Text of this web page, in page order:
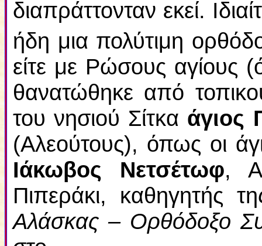
διαπράττονταν εκεί.
ήδη μια πολύτιμη
είτε με Ρώσους αγίους
θανατώθηκε από
του νησιού Σίτκα άγιος
(Αλεούτους), όπως οι
Ιάκωβος Νετσέτωφ,
Πιπεράκι, καθηγητής
Αλάσκας – Ορθόδοξο